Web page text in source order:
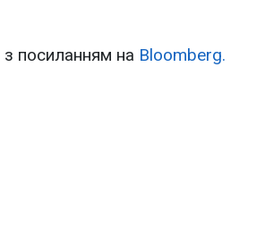
з посиланням на Bloomberg.